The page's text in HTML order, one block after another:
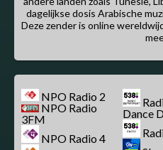
dagelijkse dosis Arabische
Deze zender is online
NPO Radio 2
NPO Radio
3FM
NPO Radio 4
Dance